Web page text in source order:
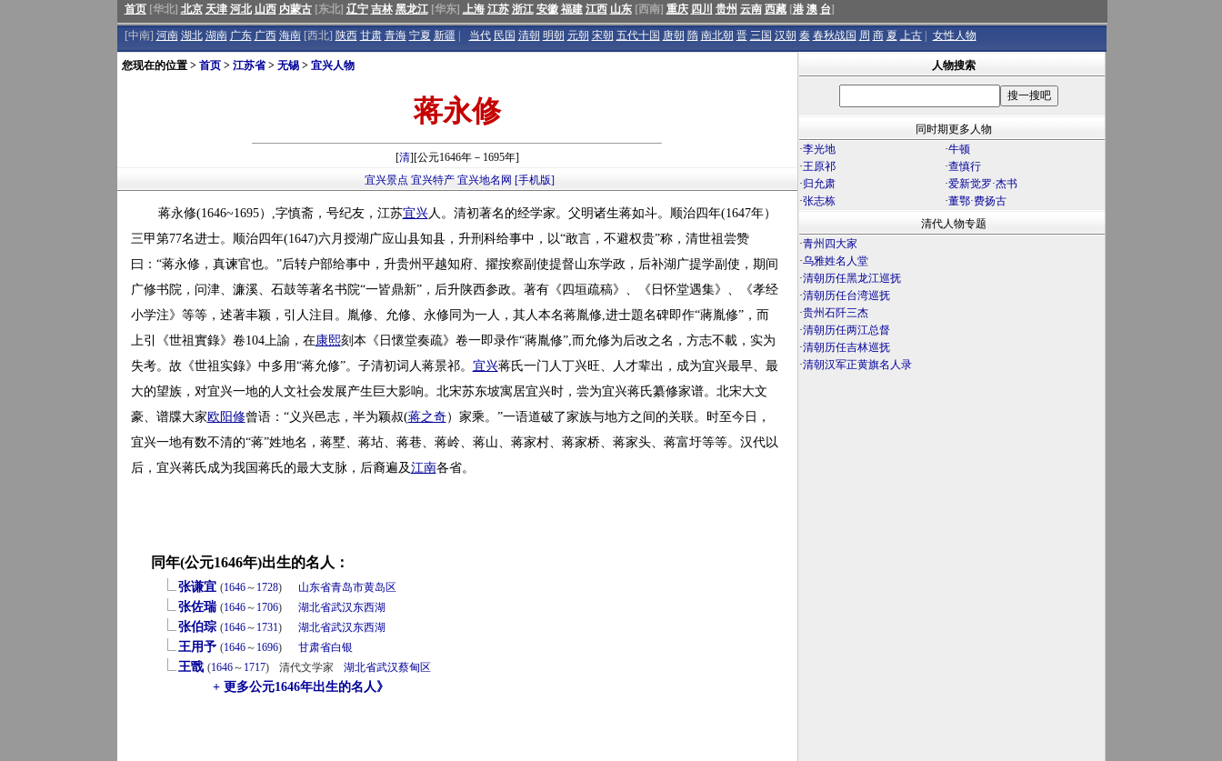
首页[华北] 北京 天津 河北 山西 内蒙古[东北] 辽宁 吉林 黑龙江[华东] 上海 江苏 浙江 安徽 福建 江西 山东[西南] 重庆 四川 贵州 云南 西藏[港 澳 台]
[中南] 河南 湖北 湖南 广东 广西 海南[西北] 陕西 甘肃 青海 宁夏 新疆 当代 民国 清朝 明朝 元朝 宋朝 五代十国 唐朝 隋 南北朝 晋 三国 汉朝 秦 春秋战国 周 商 夏 上古 女性人物
您现在的位置 > 首页> 江苏省> 无锡> 宜兴人物
蒋永修
[清][公元1646年－1695年]
宜兴景点 宜兴特产 宜兴地名网 [手机版]
蒋永修(1646~1695）,字慎斋，号纪友，江苏宜兴人。清初著名的经学家。父明诸生蒋如斗。顺治四年(1647年）
三甲第77名进士。顺治四年(1647)六月授湖广应山县知县，升刑科给事中，以“敢言，不避权贵”称，清世祖尝赞
曰：“蒋永修，真谏官也。”后转户部给事中，升贵州平越知府、擢按察副使提督山东学政，后补湖广提学副使，期间
广修书院，问津、濂溪、石鼓等著名书院“一皆鼎新”，后升陕西参政。著有《四垣疏稿》、《日怀堂遇集》、《孝经
小学注》等等，述著丰颖，引人注目。胤修、允修、永修同为一人，其人本名蒋胤修,进士題名碑即作“蔣胤修”，而
上引《世祖實錄》卷104上諭，在康熙刻本《日懷堂奏疏》卷一即录作“蔣胤修”,而允修为后改之名，方志不載，实为
失考。故《世祖实錄》中多用“蒋允修”。子清初词人蒋景祁。 宜兴蒋氏一门人丁兴旺、人才辈出，成为宜兴最早、最
大的望族，对宜兴一地的人文社会发展产生巨大影响。北宋苏东坡寓居宜兴时，尝为宜兴蒋氏纂修家谱。北宋大文
豪、谱牒大家欧阳修曾语：“义兴邑志，半为颖叔(蒋之奇）家乘。”一语道破了家族与地方之间的关联。时至今日，
宜兴一地有数不清的“蒋”姓地名，蒋墅、蒋坫、蒋巷、蒋岭、蒋山、蒋家村、蒋家桥、蒋家头、蒋富圩等等。汉代以
后，宜兴蒋氏成为我国蒋氏的最大支脉，后裔遍及江南各省。
同年(公元1646年)出生的名人：
张谦宜 (1646～ 1728) 山东省青岛市黄岛区
张佐瑞 (1646～ 1706) 湖北省武汉东西湖
张伯琮 (1646～ 1731) 湖北省武汉东西湖
王用予 (1646～ 1696) 甘肃省白银
王戬 (1646～ 1717) 清代文学家 湖北省武汉蔡甸区
+ 更多公元1646年出生的名人》
人物搜索
同时期更多人物
·李光地 ·牛顿
·王原祁 ·查慎行
·归允肃 ·爱新觉罗·杰书
·张志栋 ·董鄂·费扬古
清代人物专题
·青州四大家
·乌雅姓名人堂
·清朝历任黑龙江巡抚
·清朝历任台湾巡抚
·贵州石阡三杰
·清朝历任两江总督
·清朝历任吉林巡抚
·清朝汉军正黄旗名人录